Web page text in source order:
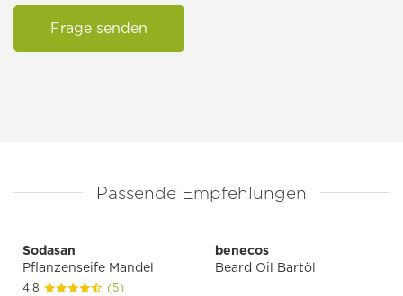
Frage senden
Passende Empfehlungen
Sodasan
Pflanzenseife Mandel
4.8 (5)
benecos
Beard Oil Bartöl